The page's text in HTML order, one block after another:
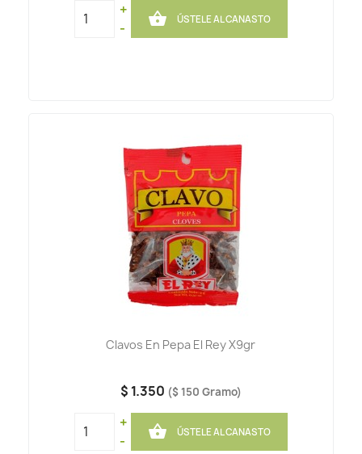
+
-
 ÚSTELE AL CANASTO
Clavos En Pepa El Rey X9gr
$ 1.350 ($ 150 Gramo)
+
-
 ÚSTELE AL CANASTO